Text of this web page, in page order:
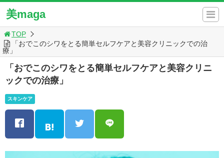
美maga
TOP
「おでこのシワをとる簡単セルフケアと美容クリニックでの治
療」
「おでこのシワをとる簡単セルフケアと美容クリニ
ックでの治療」
スキンケア